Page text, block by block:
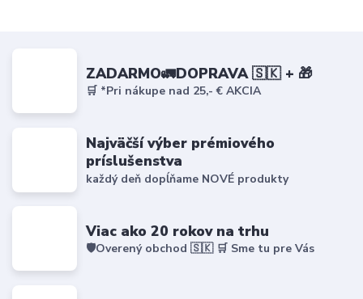
ZADARMO🚛DOPRAVA 🇸🇰 + 🎁
🛒 *Pri nákupe nad 25,- € AKCIA
Najväčší výber prémiového
príslušenstva
každý deň dopĺňame NOVÉ produkty
Viac ako 20 rokov na trhu
🛡️Overený obchod 🇸🇰 🛒 Sme tu pre Vás